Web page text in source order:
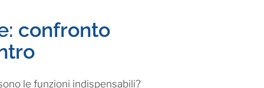
confronto
le funzioni indispensabili?